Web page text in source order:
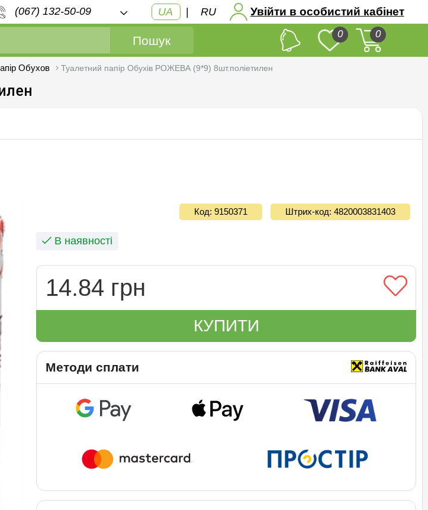
(067) 132-50-09 UA | RU Увійти в особистий кабінет
Пошук 0 0
Обухов Туалетний папір Обухів РОЖЕВА (9*9) 8шт.поліетилен
Код: 9150371 Штрих-код: 4820003831403
В наявності
14.84 грн
КУПИТИ
Методи сплати